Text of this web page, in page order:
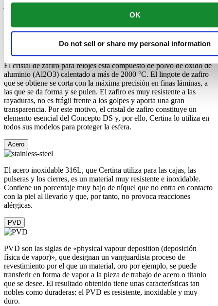
OK
Do not sell or share my personal information
joyero. Certina trabaja con piedras de la codiciada categoría VSI
(Very Small Inclusions). Quilate: Es la unidad que indica el peso de
El cristal de zafiro para relojes está compuesto de polvo de óxido de
aluminio (Al2O3) calentado a más de 2000 °C. El lingote de zafiro
que se obtiene se corta con la máxima precisión en finas láminas, a
las que se da forma y se pulen. El zafiro es muy resistente a las
rayaduras, no es frágil frente a los golpes y aporta una gran
transparencia. Por este motivo, el cristal de zafiro constituye un
elemento esencial del Concepto DS y, por ello, Certina lo utiliza en
todos sus modelos para proteger la esfera.
Acero
El acero inoxidable 316L, que Certina utiliza para las cajas, las
pulseras y los cierres, es un material muy resistente e inoxidable.
Contiene un porcentaje muy bajo de níquel que no entra en contacto
con la piel al llevarlo y que, por tanto, no provoca reacciones
alérgicas.
PVD
PVD son las siglas de «physical vapour deposition (deposición
física de vapor)», que designan un vanguardista proceso de
revestimiento por el que un material, oro por ejemplo, se puede
transferir en forma de vapor a la pieza de trabajo de acero o titanio
que se desee. El resultado obtenido tiene unas características tan
nobles como duraderas: el PVD es resistente, inoxidable y muy
duro.